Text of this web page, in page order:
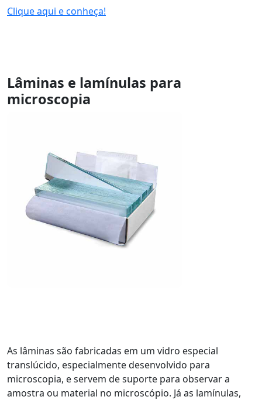
Clique aqui e conheça!
Lâminas e lamínulas para
microscopia
As lâminas são fabricadas em um vidro especial
translúcido, especialmente desenvolvido para
microscopia, e servem de suporte para observar a
amostra ou material no microscópio. Já as lamínulas,